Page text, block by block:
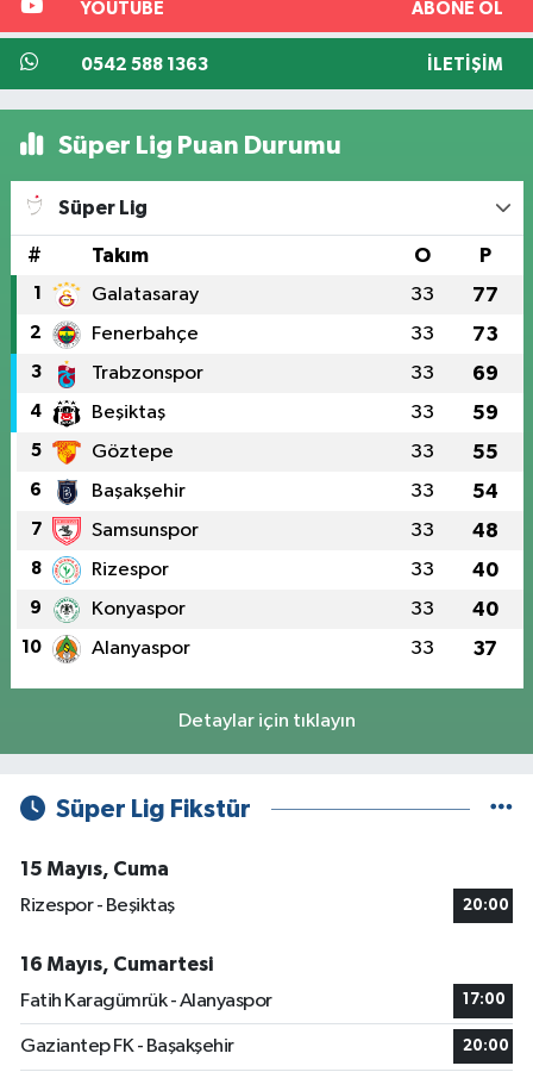
YOUTUBE ABONE OL
0542 588 1363 İLETIŞIM
Süper Lig Puan Durumu
Süper Lig
# Takım O P
1 Galatasaray 33 77
2 Fenerbahçe 33 73
3 Trabzonspor 33 69
4 Beşiktaş 33 59
5 Göztepe 33 55
6 Başakşehir 33 54
7 Samsunspor 33 48
8 Rizespor 33 40
9 Konyaspor 33 40
10 Alanyaspor 33 37
Detaylar için tıklayın
Süper Lig Fikstür
15 Mayıs, Cuma
Rizespor - Beşiktaş
20:00
16 Mayıs, Cumartesi
Fatih Karagümrük - Alanyaspor
17:00
Gaziantep FK - Başakşehir 20:00